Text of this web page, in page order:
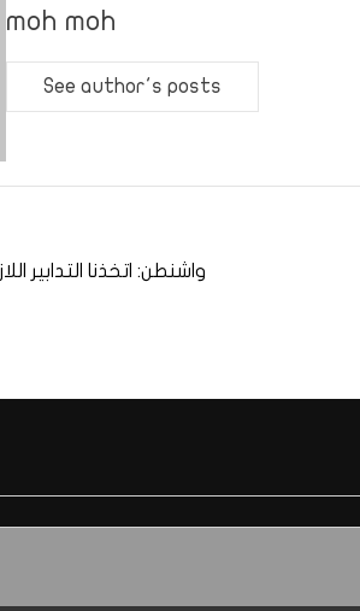
moh moh
See author's posts
واشنطن: اتخذنا التدابير